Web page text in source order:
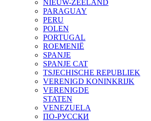
NIEUW-ZEELAND
PARAGUAY
PERU
POLEN
PORTUGAL
ROEMENIË
SPANJE
SPANJE CAT
TSJECHISCHE REPUBLIEK
VERENIGD KONINKRIJK
VERENIGDE
STATEN
VENEZUELA
ПО-РУССКИ